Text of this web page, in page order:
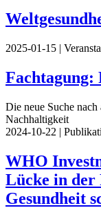
2025-01-15 |
Fachtagung:
Die neue Suche
Nachhaltigkeit
2024-10-22 |
WHO
Lücke in der
Gesundheit